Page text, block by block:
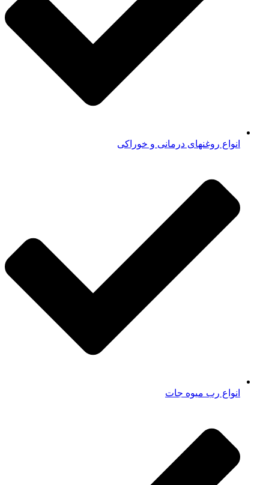
انواع روغنهای درمانی و خوراکی
انواع رب میوه جات